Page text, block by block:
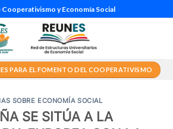
Cooperativismo y Economía Social
PARA EL FOMENTO DEL COOPERATIVISMO
SOBRE ECONOMÍA SOCIAL
SE SITÚA A LA